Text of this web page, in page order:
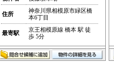
住所
神奈川県相模原市緑区橋
本6丁目
最寄駅
京王相模原線 橋本 駅 徒
歩 5分